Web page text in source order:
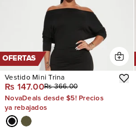
OFERTAS
Vestido Mini Trina
Rs 147.00Rs 366.00
NovaDeals desde $5! Precios
ya rebajados